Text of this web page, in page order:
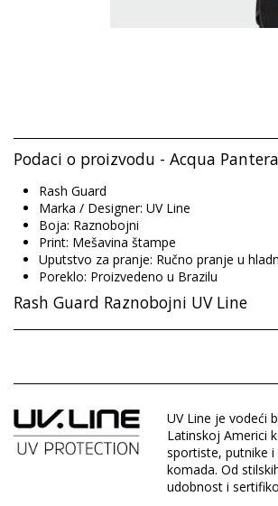
Podaci o proizvodu - Acqua
Rash Guard
Marka / Designer: UV Line
Boja: Raznobojni
Print: Mešavina štampe
Uputstvo za pranje: Ručno pranje u
Poreklo: Proizvedeno u Brazilu
Rash Guard Raznobojni UV Line
Odsek: Boy, Rash Guard
Pakovanje uključuje: 1 x Rash Guard
HS CODE: 6112.41.0010
UV Line je vodeći
Latinskoj Americi
sportiste, putnike
komada. Od
udobnost i